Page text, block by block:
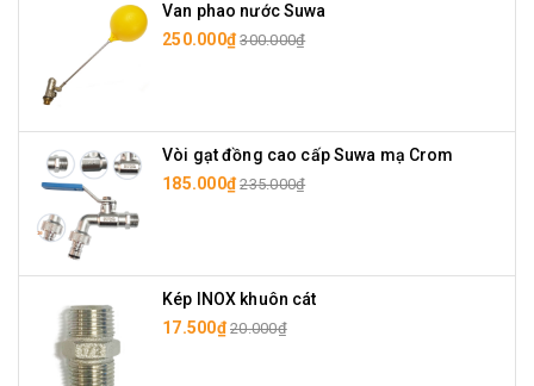
Van phao nước Suwa
250.000₫ 300.000₫
Vòi gạt đồng cao cấp Suwa mạ Crom
185.000₫ 235.000₫
Kép INOX khuôn cát
17.500₫ 20.000₫